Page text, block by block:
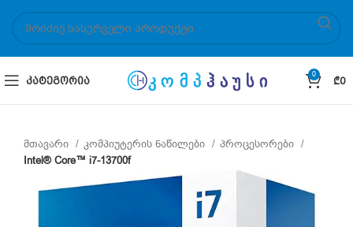
ᲙᲐᲢᲔᲒᲝᲠᲘᲐ
0
₾0
მთავარი კომპიუტერის ნაწილები
პროცესორები
Intel® Core™ i7-13700f